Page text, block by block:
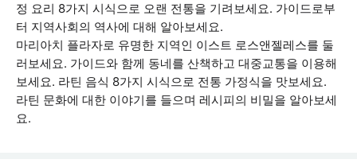
정 요리 8가지 시식으로 오랜 전통을 기려보세요. 가이드로부
터 지역사회의 역사에 대해 알아보세요.
마리아치 플라자로 유명한 지역인 이스트 로스앤젤레스를 둘
러보세요. 가이드와 함께 동네를 산책하고 대중교통을 이용해
보세요. 라틴 음식 8가지 시식으로 전통 가정식을 맛보세요.
라틴 문화에 대한 이야기를 들으며 레시피의 비밀을 알아보세
요.